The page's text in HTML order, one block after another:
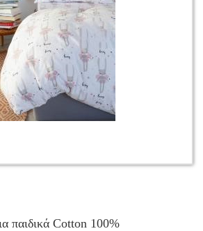
παιδικά Cotton 100%